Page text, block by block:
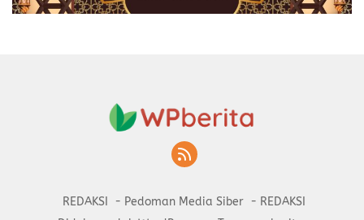
REDAKSI Pedoman Media Siber
REDAKSI